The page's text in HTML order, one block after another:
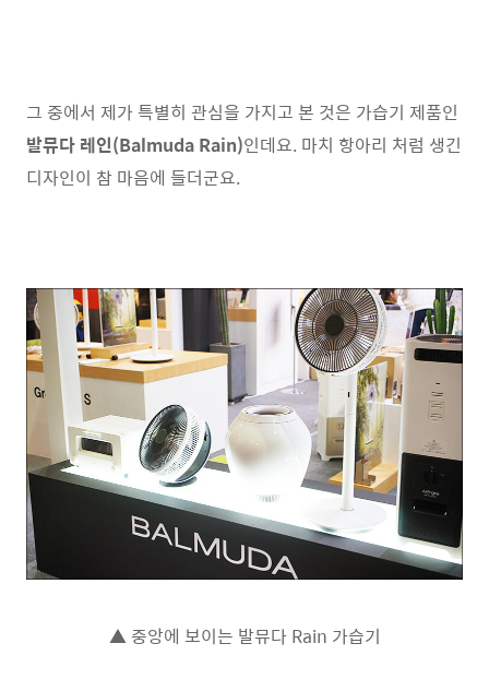
그 중에서 제가 특별히 관심을 가지고 본 것은 가습기 제품인
발뮤다 레인(Balmuda Rain)인데요. 마치 항아리 처럼 생긴
디자인이 참 마음에 들더군요.
▲ 중앙에 보이는 발뮤다 Rain 가습기